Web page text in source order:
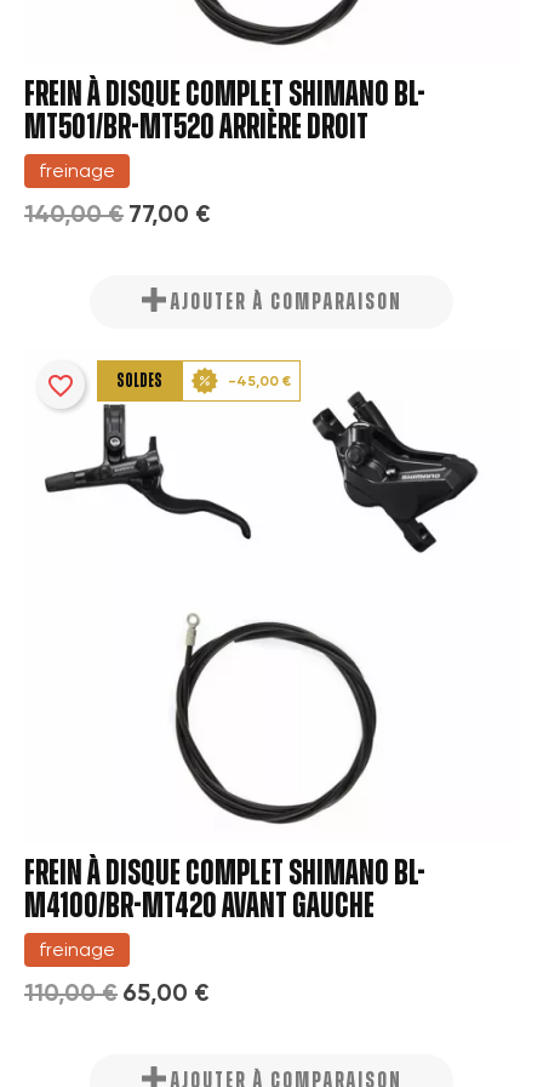
FREIN À DISQUE COMPLET SHIMANO BL-
MT501/BR-MT520 ARRIÈRE DROIT
freinage
140,00 € 77,00 €
AJOUTER À COMPARAISON
FREIN À DISQUE COMPLET SHIMANO BL-
M4100/BR-MT420 AVANT GAUCHE
freinage
110,00 € 65,00 €
SOLDES -45,00 €
favorite_border
AJOUTER À COMPARAISON